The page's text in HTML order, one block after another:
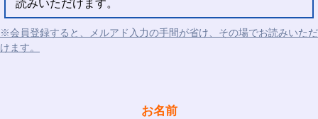
読みいただけます。
※会員登録すると、メルアド入力の手間が省け、その場でお読みいただ
けます。
お名前